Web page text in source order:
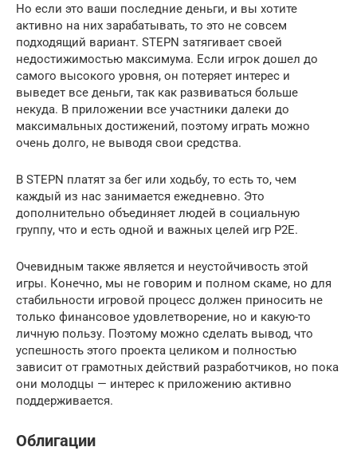
Но если это ваши последние деньги, и вы хотите
активно на них зарабатывать, то это не совсем
подходящий вариант. STEPN затягивает своей
недостижимостью максимума. Если игрок дошел до
самого высокого уровня, он потеряет интерес и
выведет все деньги, так как развиваться больше
некуда. В приложении все участники далеки до
максимальных достижений, поэтому играть можно
очень долго, не выводя свои средства.
В STEPN платят за бег или ходьбу, то есть то, чем
каждый из нас занимается ежедневно. Это
дополнительно объединяет людей в социальную
группу, что и есть одной и важных целей игр P2E.
Очевидным также является и неустойчивость этой
игры. Конечно, мы не говорим и полном скаме, но для
стабильности игровой процесс должен приносить не
только финансовое удовлетворение, но и какую-то
личную пользу. Поэтому можно сделать вывод, что
успешность этого проекта целиком и полностью
зависит от грамотных действий разработчиков, но пока
они молодцы — интерес к приложению активно
поддерживается.
Облигации